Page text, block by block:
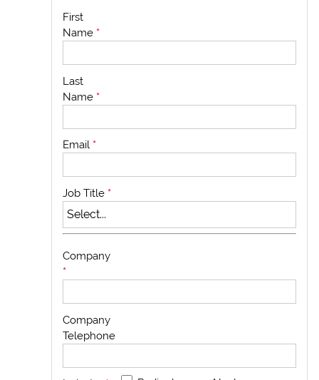
First
Name *
Last
Name *
Email *
Job Title *
Company
*
Company
Telephone